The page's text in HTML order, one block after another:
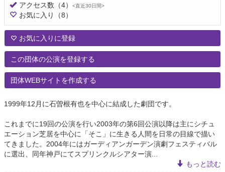
アクセス数 （4） <直近30日間>
お気に入り （8）
お気に入りに登録
この団体の公演を登録する
団体WEBサイトを作成する
1999年12月に石曽根有也を中心に結成した劇団です。
これまでに19回の公演を行い2003年の第6回公演以降は主にシチュ
エーション芝居を中心に「そこ」に生きる人間を日常の目線で描い
てきました。2004年にはガーディアンガーデン演劇フェスティバル
に選出、同年神戸にてスプリンクルシアター演...
もっと読む